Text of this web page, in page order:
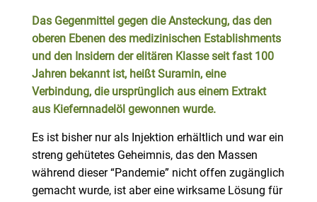
Das Gegenmittel gegen die Ansteckung, das den
oberen Ebenen des medizinischen Establishments
und den Insidern der elitären Klasse seit fast 100
Jahren bekannt ist, heißtSuramin, eine
Verbindung, die ursprünglich aus einem Extrakt
aus Kiefernnadelöl gewonnen wurde.
Es ist bisher nur als Injektion erhältlich und war ein
streng gehütetes Geheimnis, das den Massen
während dieser “Pandemie” nicht offen zugänglich
gemacht wurde, ist aber eine wirksame Lösung für